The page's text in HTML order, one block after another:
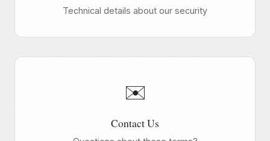
Technical details about our security
✉️
Contact Us